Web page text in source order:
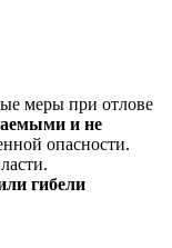
меры при отлове
и не
опасности.
гибели